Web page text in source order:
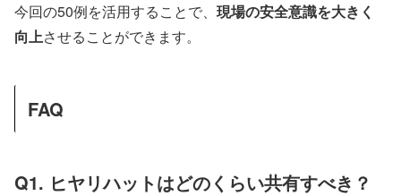
今回の50例を活用することで、 現場の安全意識を大きく
向上させることができます。
FAQ
Q1. ヒヤリハットはどのくらい共有すべき？